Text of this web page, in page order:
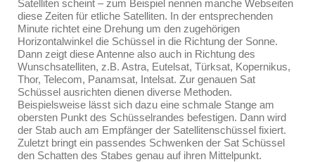
Satelliten scheint – zum Beispiel nennen manche Webseiten
diese Zeiten für etliche Satelliten. In der entsprechenden
Minute richtet eine Drehung um den zugehörigen
Horizontalwinkel die Schüssel in die Richtung der Sonne.
Dann zeigt diese Antenne also auch in Richtung des
Wunschsatelliten, z.B. Astra, Eutelsat, Türksat, Kopernikus,
Thor, Telecom, Panamsat, Intelsat. Zur genauen Sat
Schüssel ausrichten dienen diverse Methoden.
Beispielsweise lässt sich dazu eine schmale Stange am
obersten Punkt des Schüsselrandes befestigen. Dann wird
der Stab auch am Empfänger der Satellitenschüssel fixiert.
Zuletzt bringt ein passendes Schwenken der Sat Schüssel
den Schatten des Stabes genau auf ihren Mittelpunkt.